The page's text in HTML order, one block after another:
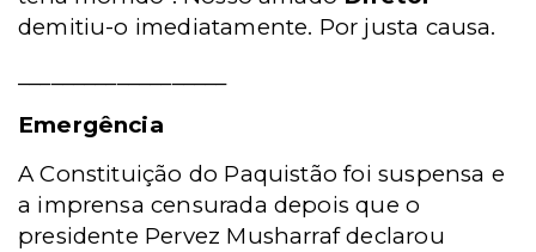
demitiu-o imediatamente. Por justa causa.
Emergência
A Constituição do Paquistão foi suspensa e
a imprensa censurada depois que o
presidente Pervez Musharraf declarou